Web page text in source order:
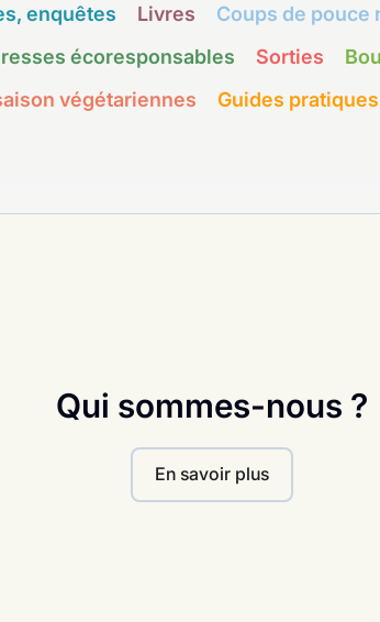
enquêtes Livres
Coups de pouce
écoresponsables Sorties
végétariennes Guides
Qui sommes-nous ?
En savoir plus